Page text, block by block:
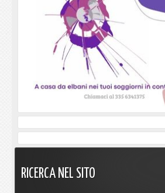
RICERCA NEL SITO